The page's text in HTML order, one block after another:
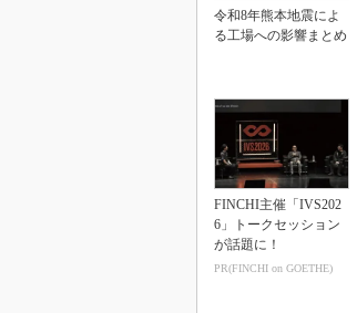
令和8年熊本地震によ
る工場への影響まとめ
FINCHI主催「IVS202
6」トークセッション
が話題に！
PR(FINCHI on GOETHE)